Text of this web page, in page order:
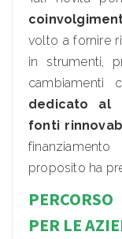
volto a fornire
in strumenti,
cambiamenti
dedicato al
fonti
proposito ha
PER LE